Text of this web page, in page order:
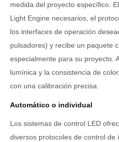
medida del proyecto específico.
Light Engine necesarios, el
los interfaces de operación
pulsadores) y recibe un paquete
especialmente para su proyecto.
lumínica y la consistencia de
con una calibración precisa.
Automático o individual
Los sistemas de control LED
diversos protocoles de control de